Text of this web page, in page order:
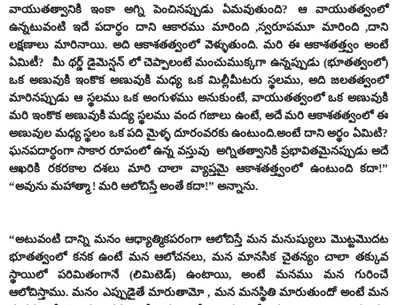
వాయుతత్వానికి ఇంకా అగ్ని పెంచినప్పుడు ఏమవుతుంది?
ఆ వాయుతత్వంలో
ఉన్నటువంటి ఇదే పదార్ధం దాని ఆకారము మారింది ,స్వరూపమూ మారింది ,దాని
లక్షణాలు మారినాయి. అది ఆకాశతత్వంలో వెళ్ళుతుంది. మరి ఈ ఆకాశతత్త్వం అంటే
ఏమిటీ? మీ థర్డ్ డైమెన్షన్ లో చెప్పాలంటే మంచుముక్కగా ఉన్నప్పుడు (భూతత్వంలో)
ఒక అణువుకి ఇంకొక అణువుకి మధ్య ఒక మిల్లీమీటరు స్థలము, అది జలతత్వంలో
మారినప్పుడు ఆ స్థలము ఒక అంగుళము అనుకుంటే, వాయుతత్వంలో ఒక అణువుకి
మరి ఇంకొక అణువుకి మద్య స్థలము వంద గజాలు ఉంటే, అదే మరి ఆకాశతత్వంలో ఈ
అణువుల మధ్య స్థలం ఒక పది మైళ్ళ దూరంవరకు ఉంటుంది.అంటే దాని అర్థం ఏమిటి?
ఘనపదార్ధంగా సాకార రూపంలో ఉన్న వస్తువు అగ్నితత్వానికి ప్రభావితమైనప్పుడు అదే
ఆఖరికి రకరకాల దశలు మారి చాలా వ్యాప్తమై ఆకాశతత్త్వంలో ఉంటుంది కదా!”
“అవును మహాత్మా ! మరి ఆలోచిస్తే అంతే కదా!” అన్నాను.
“అటువంటి దాన్ని మనం ఆధ్యాత్మికపరంగా ఆలోచిస్తే మన మనుష్యులు మొట్టమొదట
భూతత్వంలో కనక ఉంటే మన ఆలోచనలు, మన మానసిక చైతన్యం చాలా తక్కువ
స్థాయిలో పరిమితంగానే (లిమిటెడ్) ఉంటాయి, అంటే మనము మన గురించే
ఆలోచిస్తాము. మనం ఎప్పుడైతే మారుతామో , మన మనస్థితి మారుతుందో అంటే మన